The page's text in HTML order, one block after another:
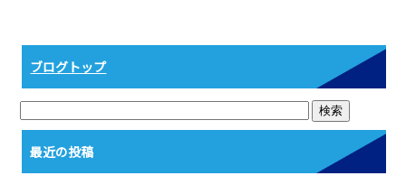
o
k
ブログトップ
最近の投稿